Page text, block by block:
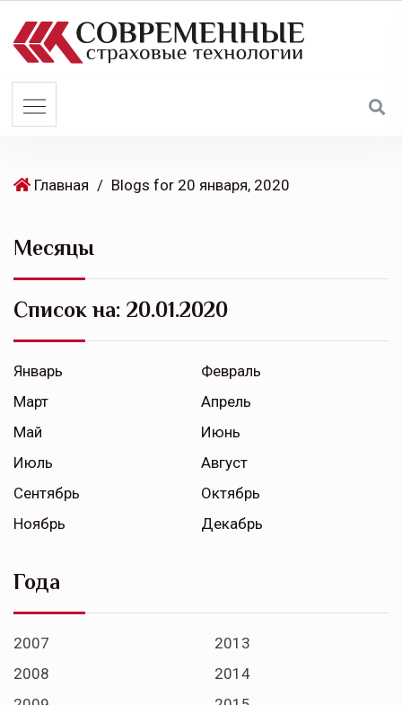
Главная / Blogs for 20 января, 2020
Месяцы
Список на: 20.01.2020
Январь
Февраль
Март
Апрель
Май
Июнь
Июль
Август
Сентябрь
Октябрь
Ноябрь
Декабрь
Года
2007
2008
2013
2014